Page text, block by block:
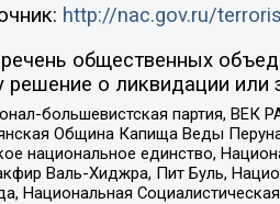
http://nac.gov.ru/
общественных
решение о ликвидации или
большевистская партия, ВЕК
Община Капища Веды
национальное единство,
Валь-Хиджра, Пит Буль,
Национальная